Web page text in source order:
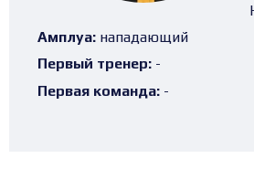
Амплуа: нападающий
Первый тренер: -
Первая команда: -